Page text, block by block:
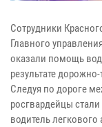
Сотрудники
Главного
оказали помощь
результате
Следуя по дороге
росгвардейцы
водитель